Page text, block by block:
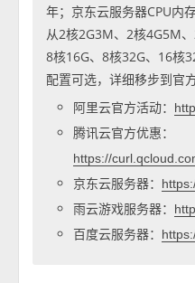
年；京东云服务器CPU内
从2核2G3M、2核4G5M
8核16G、8核32G、16核
配置可选，详细移步到官
阿里云官方活动：
腾讯云官方优惠：
https://
京东云服务器：
雨云游戏服务器：
百度云服务器：